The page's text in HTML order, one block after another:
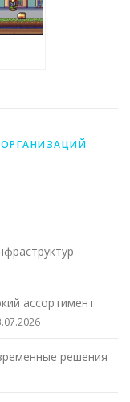
ассортимент
решения